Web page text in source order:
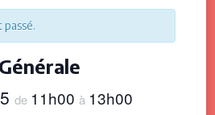
de 11h00 à 13h00